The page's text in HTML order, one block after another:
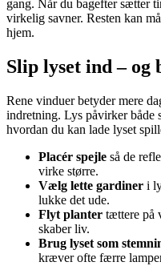
gang. Når du bagefter sætter
virkelig savner. Resten kan
hjem.
Slip lyset ind –
Rene vinduer betyder mere
indretning. Lys påvirker både
hvordan du kan lade lyset
Placér spejle så de
virke større.
Vælg lette gardiner i
lukke det ude.
Flyt planter tættere på
skaber liv.
Brug lyset som
kræver ofte færre